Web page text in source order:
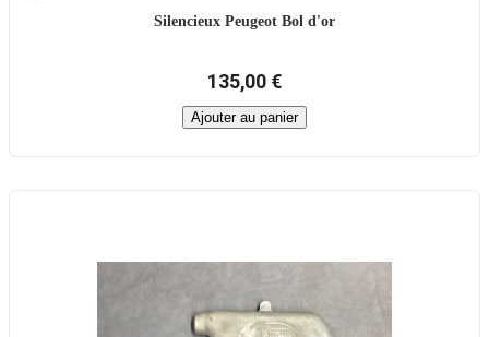
Silencieux Peugeot Bol d'or
135,00 €
Ajouter au panier